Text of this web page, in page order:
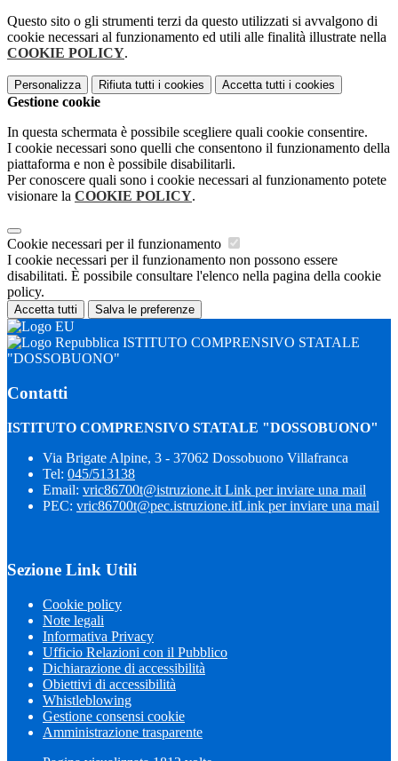
Questo sito o gli strumenti terzi da questo utilizzati si avvalgono di
cookie necessari al funzionamento ed utili alle finalità illustrate nella
COOKIE POLICY.
Personalizza Rifiuta tutti i cookies Accetta tutti i cookies
Gestione cookie
In questa schermata è possibile scegliere quali cookie consentire.
I cookie necessari sono quelli che consentono il funzionamento della
piattaforma e non è possibile disabilitarli.
Per conoscere quali sono i cookie necessari al funzionamento potete
visionare la COOKIE POLICY.
Cookie necessari per il funzionamento
I cookie necessari per il funzionamento non possono essere
disabilitati. È possibile consultare l'elenco nella pagina della cookie
policy.
Accetta tutti Salva le preferenze
ISTITUTO COMPRENSIVO STATALE
"DOSSOBUONO"
Contatti
ISTITUTO COMPRENSIVO STATALE "DOSSOBUONO"
Via Brigate Alpine, 3 - 37062 Dossobuono Villafranca
Tel: 045/513138
Email: vric86700t@istruzione.it Link per inviare una mail
PEC: vric86700t@pec.istruzione.itLink per inviare una mail
Sezione Link Utili
Cookie policy
Note legali
Informativa Privacy
Ufficio Relazioni con il Pubblico
Dichiarazione di accessibilità
Obiettivi di accessibilità
Whistleblowing
Gestione consensi cookie
Amministrazione trasparente